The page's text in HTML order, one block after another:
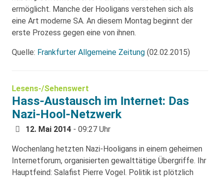
ermöglicht. Manche der Hooligans verstehen sich als
eine Art moderne SA. An diesem Montag beginnt der
erste Prozess gegen eine von ihnen.
Quelle: Frankfurter Allgemeine Zeitung (02.02.2015)
Lesens-/Sehenswert
Hass-Austausch im Internet: Das
Nazi-Hool-Netzwerk
12. Mai 2014 - 09:27 Uhr
Wochenlang hetzten Nazi-Hooligans in einem geheimen
Internetforum, organisierten gewalttätige Übergriffe. Ihr
Hauptfeind: Salafist Pierre Vogel. Politik ist plötzlich